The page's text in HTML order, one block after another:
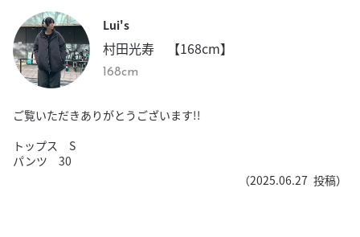
Lui's
村田光寿 【168cm】
168cm
ご覧いただきありがとうございます!!
トップス S
パンツ 30
（2025.06.27 投稿）